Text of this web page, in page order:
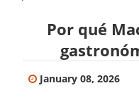
Por qué
January 08, 2026